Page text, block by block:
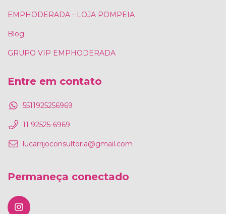
EMPHODERADA - LOJA POMPEIA
Blog
GRUPO VIP EMPHODERADA
Entre em contato
5511925256969
11 92525-6969
lucarrijoconsultoria@gmail.com
Permaneça conectado